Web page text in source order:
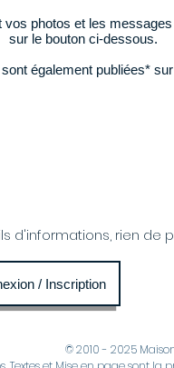
photos et les
sur le bouton ci-dessous.
également publiées*
d'informations, rien de
/ Inscription
© 2010 - 2025